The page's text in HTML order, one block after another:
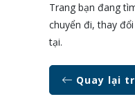
Trang bạn đang
chuyển đi, thay
tại.
Quay lại